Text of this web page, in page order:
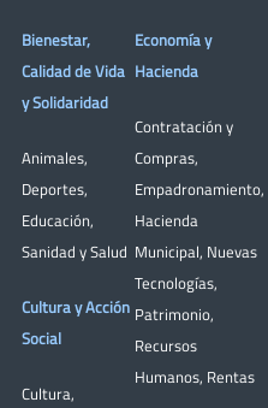
Bienestar,
Calidad de Vida
y Solidaridad
Animales,
Deportes,
Educación,
Sanidad y Salud
Cultura y Acción
Social
Cultura,
Economía y
Hacienda
Contratación y
Compras,
Empadronamiento,
Hacienda
Municipal, Nuevas
Tecnologías,
Patrimonio,
Recursos
Humanos, Rentas